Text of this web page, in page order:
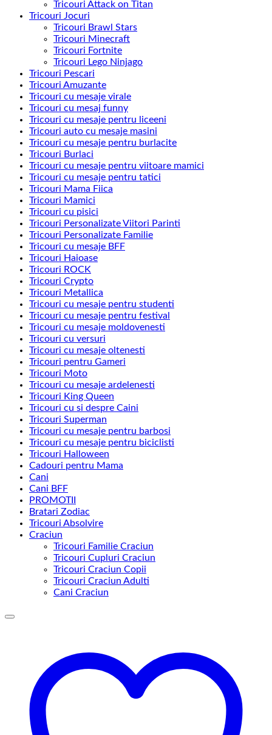
Tricouri Attack on Titan
Tricouri Jocuri
Tricouri Brawl Stars
Tricouri Minecraft
Tricouri Fortnite
Tricouri Lego Ninjago
Tricouri Pescari
Tricouri Amuzante
Tricouri cu mesaje virale
Tricouri cu mesaj funny
Tricouri cu mesaje pentru liceeni
Tricouri auto cu mesaje masini
Tricouri cu mesaje pentru burlacite
Tricouri Burlaci
Tricouri cu mesaje pentru viitoare mamici
Tricouri cu mesaje pentru tatici
Tricouri Mama Fiica
Tricouri Mamici
Tricouri cu pisici
Tricouri Personalizate Viitori Parinti
Tricouri Personalizate Familie
Tricouri cu mesaje BFF
Tricouri Haioase
Tricouri ROCK
Tricouri Crypto
Tricouri Metallica
Tricouri cu mesaje pentru studenti
Tricouri cu mesaje pentru festival
Tricouri cu mesaje moldovenesti
Tricouri cu versuri
Tricouri cu mesaje oltenesti
Tricouri pentru Gameri
Tricouri Moto
Tricouri cu mesaje ardelenesti
Tricouri King Queen
Tricouri cu si despre Caini
Tricouri Superman
Tricouri cu mesaje pentru barbosi
Tricouri cu mesaje pentru biciclisti
Tricouri Halloween
Cadouri pentru Mama
Cani
Cani BFF
PROMOTII
Bratari Zodiac
Tricouri Absolvire
Craciun
Tricouri Familie Craciun
Tricouri Cupluri Craciun
Tricouri Craciun Copii
Tricouri Craciun Adulti
Cani Craciun